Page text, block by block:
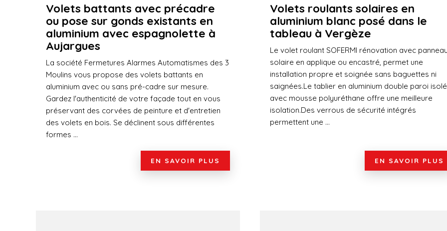
Volets battants avec précadre
ou pose sur gonds existants en
aluminium avec espagnolette à
Aujargues
La société Fermetures Alarmes Automatismes des 3
Moulins vous propose des volets battants en
aluminium avec ou sans pré-cadre sur mesure.
Gardez l'authenticité de votre façade tout en vous
préservant des corvées de peinture et d'entretien
des volets en bois. Se déclinent sous différentes
formes ...
EN SAVOIR PLUS
Volets roulants solaires en
aluminium blanc posé dans le
tableau à Vergèze
Le volet roulant SOFERMI rénovation avec
solaire en applique ou encastré, permet une
installation propre et soignée sans baguettes ni
saignées.Le tablier en aluminium double paroi
avec mousse polyuréthane offre une meilleure
isolation.Des verrous de sécurité intégrés
permettent une ...
EN SAVOIR PLUS